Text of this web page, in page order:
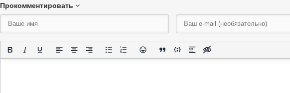
Прокомментировать